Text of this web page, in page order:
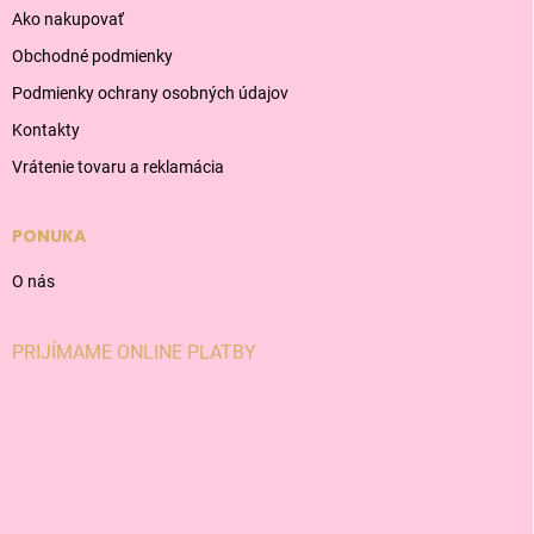
Ako nakupovať
Obchodné podmienky
Podmienky ochrany osobných údajov
Kontakty
Vrátenie tovaru a reklamácia
PONUKA
O nás
PRIJÍMAME ONLINE PLATBY